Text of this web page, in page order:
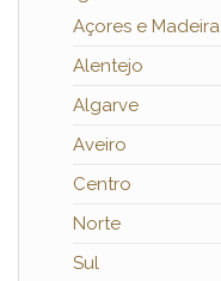
Açores e Madeira
Alentejo
Algarve
Aveiro
Centro
Norte
Sul